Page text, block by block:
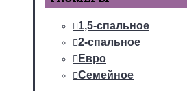
1,5-спальное
2-спальное
Евро
Семейное